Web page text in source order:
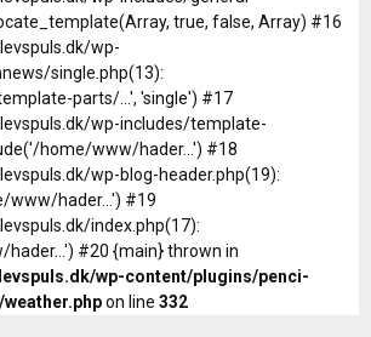
true, false, Array) #16
wp-
single.php(13):
parts/...', 'single') #17
wp-includes/template-
home/www/hader...') #18
wp-blog-header.php(19):
www/hader...') #19
index.php(17):
#20 {main} thrown in
wp-content/plugins/penci-
on line 332